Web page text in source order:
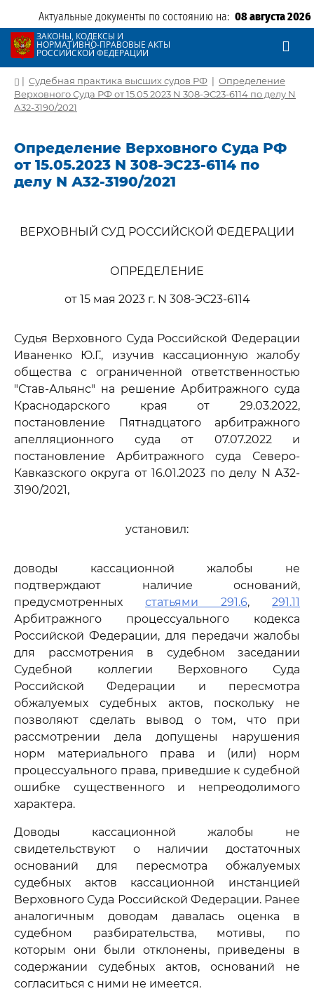
Актуальные документы по состоянию на: 08 августа 2026
ЗАКОНЫ, КОДЕКСЫ И
НОРМАТИВНО-ПРАВОВЫЕ АКТЫ
РОССИЙСКОЙ ФЕДЕРАЦИИ
| Судебная практика высших судов РФ | Определение
Верховного Суда РФ от 15.05.2023 N 308-ЭС23-6114 по делу N
А32-3190/2021
Определение Верховного Суда РФ
от 15.05.2023 N 308-ЭС23-6114 по
делу N А32-3190/2021
ВЕРХОВНЫЙ СУД РОССИЙСКОЙ ФЕДЕРАЦИИ
ОПРЕДЕЛЕНИЕ
от 15 мая 2023 г. N 308-ЭС23-6114
Судья Верховного Суда Российской Федерации
Иваненко Ю.Г., изучив кассационную жалобу
общества с ограниченной ответственностью
"Став-Альянс" на решение Арбитражного суда
Краснодарского края от 29.03.2022,
постановление Пятнадцатого арбитражного
апелляционного суда от 07.07.2022 и
постановление Арбитражного суда Северо-
Кавказского округа от 16.01.2023 по делу N А32-
3190/2021,
установил:
доводы кассационной жалобы не
подтверждают наличие оснований,
предусмотренных статьями 291.6, 291.11
Арбитражного процессуального кодекса
Российской Федерации, для передачи жалобы
для рассмотрения в судебном заседании
Судебной коллегии Верховного Суда
Российской Федерации и пересмотра
обжалуемых судебных актов, поскольку не
позволяют сделать вывод о том, что при
рассмотрении дела допущены нарушения
норм материального права и (или) норм
процессуального права, приведшие к судебной
ошибке существенного и непреодолимого
характера.
Доводы кассационной жалобы не
свидетельствуют о наличии достаточных
оснований для пересмотра обжалуемых
судебных актов кассационной инстанцией
Верховного Суда Российской Федерации. Ранее
аналогичным доводам давалась оценка в
судебном разбирательства, мотивы, по
которым они были отклонены, приведены в
содержании судебных актов, оснований не
согласиться с ними не имеется.